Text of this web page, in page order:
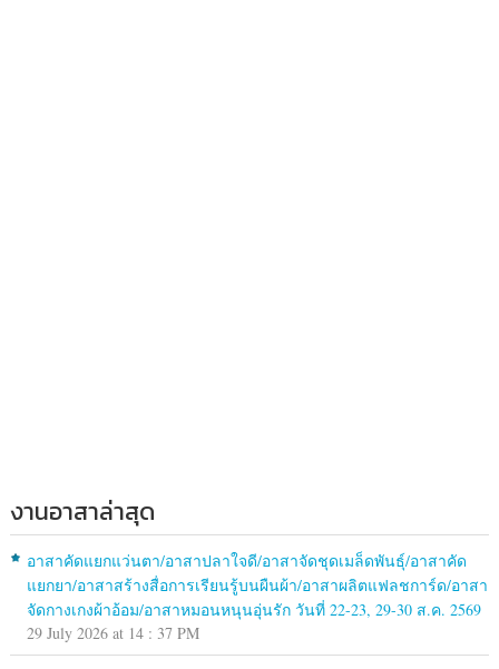
งานอาสาล่าสุด
อาสาคัดแยกแว่นตา/อาสาปลาใจดี/อาสาจัดชุดเมล็ดพันธุ์/อาสาคัด
แยกยา/อาสาสร้างสื่อการเรียนรู้บนผืนผ้า/อาสาผลิตแฟลชการ์ด/อาสา
จัดกางเกงผ้าอ้อม/อาสาหมอนหนุนอุ่นรัก วันที่ 22-23, 29-30 ส.ค. 2569
29 July 2026 at 14 : 37 PM